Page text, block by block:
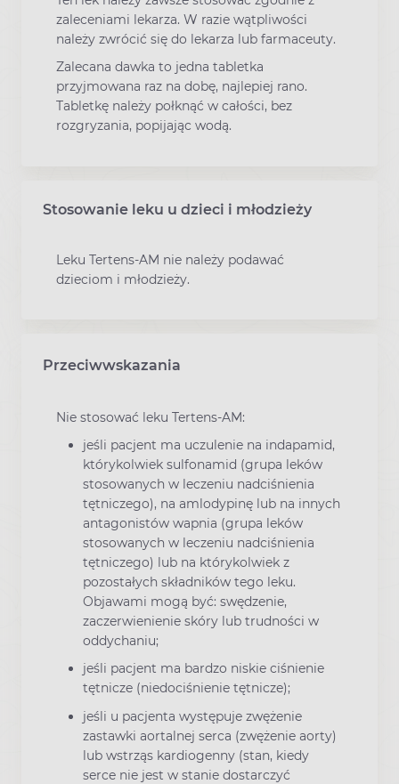
zaleceniami lekarza. W razie wątpliwości
należy zwrócić się do lekarza lub farmaceuty.
Zalecana dawka to jedna tabletka
przyjmowana raz na dobę, najlepiej rano.
Tabletkę należy połknąć w całości, bez
rozgryzania, popijając wodą.
Stosowanie leku u dzieci i młodzieży
Leku Tertens-AM nie należy podawać
dzieciom i młodzieży.
Przeciwwskazania
Nie stosować leku Tertens-AM:
jeśli pacjent ma uczulenie na indapamid,
którykolwiek sulfonamid (grupa leków
stosowanych w leczeniu nadciśnienia
tętniczego), na amlodypinę lub na innych
antagonistów wapnia (grupa leków
stosowanych w leczeniu nadciśnienia
tętniczego) lub na którykolwiek z
pozostałych składników tego leku.
Objawami mogą być: swędzenie,
zaczerwienienie skóry lub trudności w
oddychaniu;
jeśli pacjent ma bardzo niskie ciśnienie
tętnicze (niedociśnienie tętnicze);
jeśli u pacjenta występuje zwężenie
zastawki aortalnej serca (zwężenie aorty)
lub wstrząs kardiogenny (stan, kiedy
serce nie jest w stanie dostarczyć